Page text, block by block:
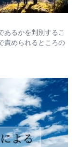
あるかを判別するこ
責められるところの